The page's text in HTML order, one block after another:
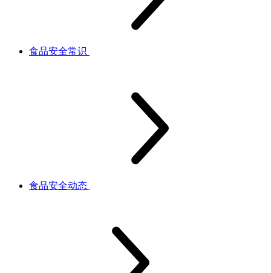
食品安全常识
食品安全动态